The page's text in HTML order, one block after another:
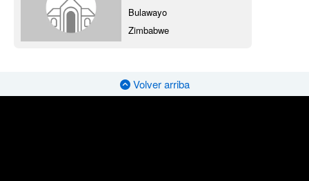
Bulawayo
Zimbabwe
Volver arriba